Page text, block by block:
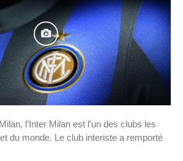
l’Inter Milan est l'un des clubs les
du monde. Le club interiste a remporté